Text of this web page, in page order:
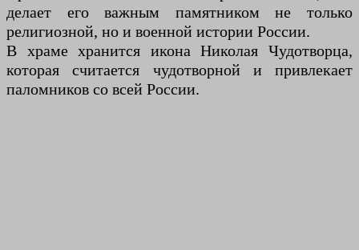
делает его важным памятником не только
религиозной, но и военной истории России.
В храме хранится икона Николая Чудотворца,
которая считается чудотворной и привлекает
паломников со всей России.